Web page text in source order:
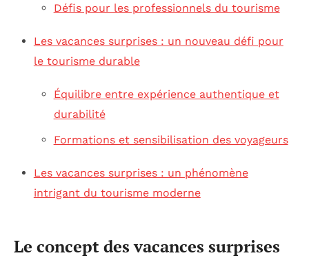
Défis pour les professionnels du tourisme
Les vacances surprises : un nouveau défi pour
le tourisme durable
Équilibre entre expérience authentique et
durabilité
Formations et sensibilisation des voyageurs
Les vacances surprises : un phénomène
intrigant du tourisme moderne
Le concept des vacances surprises